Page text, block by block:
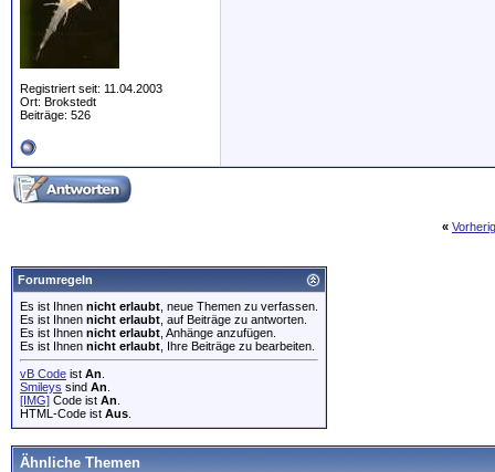
Registriert seit: 11.04.2003
Ort: Brokstedt
Beiträge: 526
«
Forumregeln
Es ist Ihnen nicht erlaubt , neue Themen zu verfassen.
Es ist Ihnen nicht erlaubt , auf Beiträge zu antworten.
Es ist Ihnen nicht erlaubt , Anhänge anzufügen.
Es ist Ihnen nicht erlaubt , Ihre Beiträge zu bearbeiten.
vB Code ist An
Smileys sind An
[IMG] Code ist An
HTML-Code ist Aus
Ähnliche Themen